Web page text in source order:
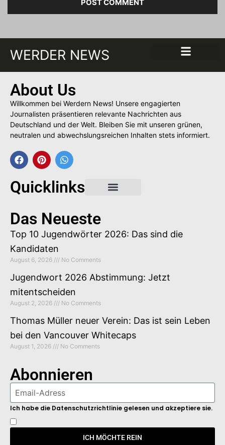
WERDER NEWS
About Us
Willkommen bei Werdern News! Unsere engagierten
Journalisten präsentieren relevante Nachrichten aus
Deutschland und der Welt. Bleiben Sie mit unseren grünen,
neutralen und abwechslungsreichen Inhalten stets informiert.
Quicklinks
Das Neueste
Top 10 Jugendwörter 2026: Das sind die
Kandidaten
August 6, 2026 No Comments
Jugendwort 2026 Abstimmung: Jetzt
mitentscheiden
August 2, 2026 No Comments
Thomas Müller neuer Verein: Das ist sein Leben
bei den Vancouver Whitecaps
August 1, 2026 No Comments
Abonnieren
Ich habe die Datenschutzrichtlinie gelesen und akzeptiere sie.
ICH MÖCHTE REIN